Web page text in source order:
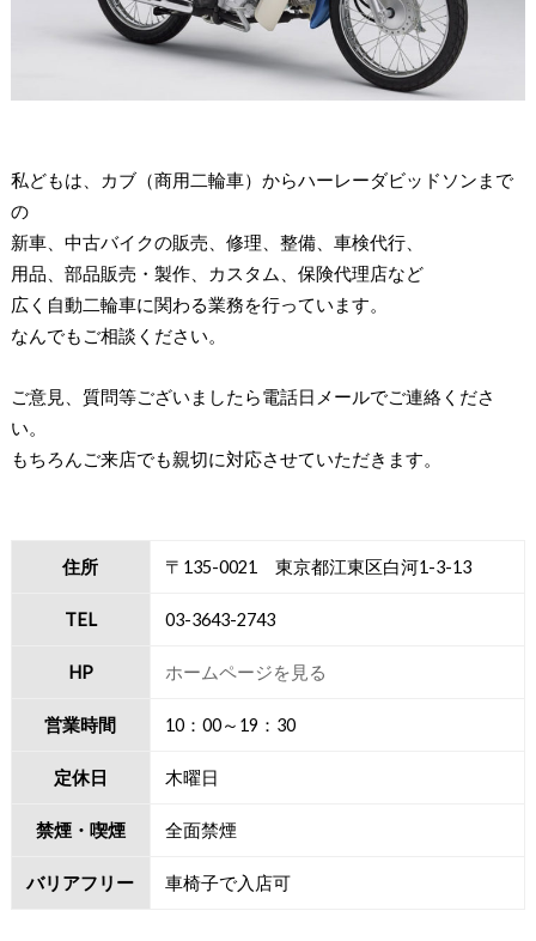
私どもは、カブ（商用二輪車）からハーレーダビッドソンまで
の
新車、中古バイクの販売、修理、整備、車検代行、
用品、部品販売・製作、カスタム、保険代理店など
広く自動二輪車に関わる業務を行っています。
なんでもご相談ください。
ご意見、質問等ございましたら電話日メールでご連絡くださ
い。
もちろんご来店でも親切に対応させていただきます。
住所 〒135-0021 東京都江東区白河1-3-13
TEL 03-3643-2743
HP ホームページを見る
営業時間 10：00～19：30
定休日 木曜日
禁煙・喫煙 全面禁煙
バリアフリー 車椅子で入店可